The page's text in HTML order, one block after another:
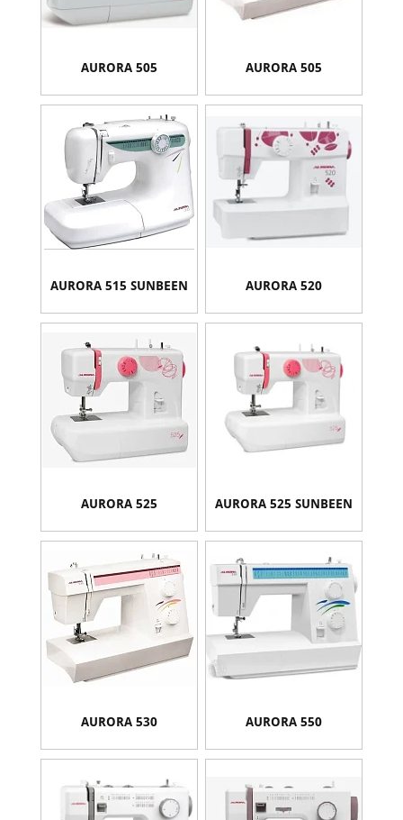
AURORA 505 AURORA 505
AURORA 515 SUNBEEN AURORA 520
AURORA 525 AURORA 525 SUNBEEN
AURORA 530 AURORA 550